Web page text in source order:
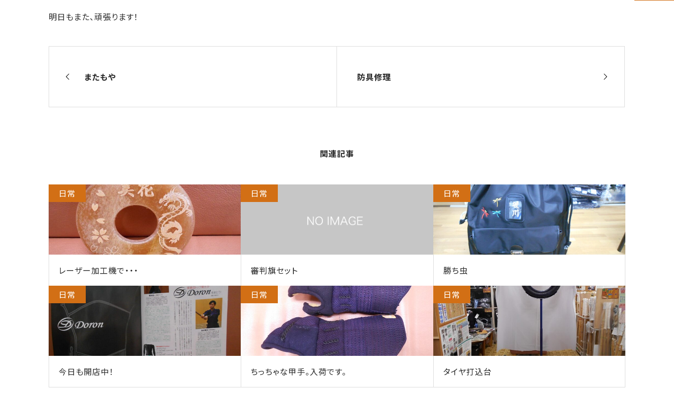
明日もまた、頑張ります！
またもや 防具修理
関連記事
日常
レーザー加工機で・・・
日常
審判旗セット
日常
勝ち虫
日常
今日も開店中！
日常
ちっちゃな甲手。入荷です。
日常
タイヤ打込台